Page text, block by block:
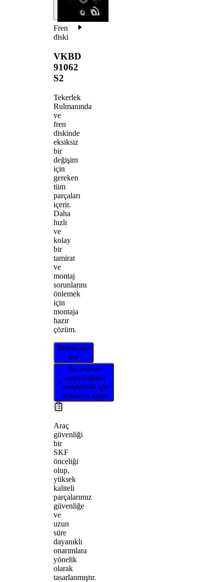
Fren
diski
VKBD
91062
S2
Tekerlek
Rulmanında
ve
fren
diskinde
eksiksiz
bir
değişim
için
gereken
tüm
parçaları
içerir.
Daha
hızlı
ve
kolay
bir
tamirat
ve
montaj
sorunlarını
önlemek
için
montaja
hazır
çözüm.
Distribütör
bul
Bu ürünün
uygunluğunu
onaylamak için
aracınızı seçin
Araç
güvenliği
bir
SKF
önceliği
olup,
yüksek
kaliteli
parçalarımız
güvenliğe
ve
uzun
süre
dayanıklı
onarımlara
yönelik
olarak
tasarlanmıştır.